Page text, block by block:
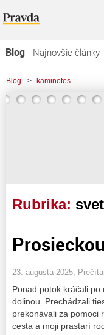
Blog
Najnovšie články
Najčítanejšie články
Najkomentovanejšie
Blog > kaminotes
Rubrika: svet
23. augusta 2025,
Ponad potok kráčali
dolinou. Prechádzali
prekonávali za pomoci
cesta a moji prastarí